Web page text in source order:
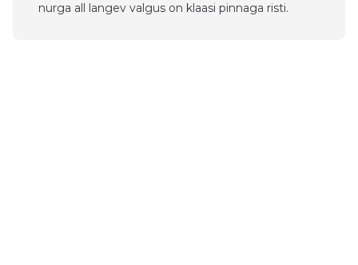
nurga all langev valgus on klaasi pinnaga risti.